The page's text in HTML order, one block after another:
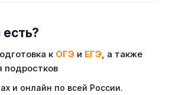
к ОГЭ и ЕГЭ, а также
подростков
и онлайн по всей России.